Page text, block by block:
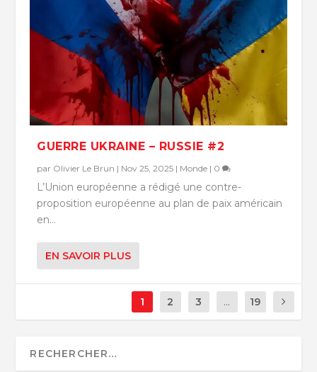
GUERRE UKRAINE – RUSSIE #2
par Olivier Le Brun | Nov 25, 2025 | Monde | 0
L’Union européenne a rédigé une contre-
proposition européenne au plan de paix américain
en...
EN SAVOIR PLUS
1 2 3 ... 19